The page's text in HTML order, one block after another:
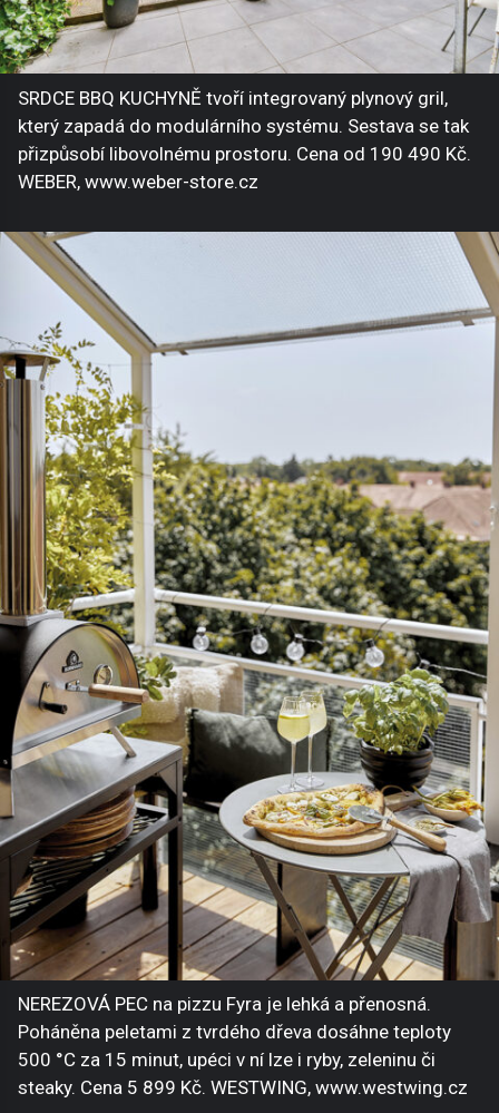
SRDCE BBQ KUCHYNĚ tvoří integrovaný plynový gril,
který zapadá do modulárního systému. Sestava se tak
přizpůsobí libovolnému prostoru. Cena od 190 490 Kč.
WEBER, www.weber-store.cz
NEREZOVÁ PEC na pizzu Fyra je lehká a přenosná.
Poháněna peletami z tvrdého dřeva dosáhne teploty
500 °C za 15 minut, upéci v ní lze i ryby, zeleninu či
steaky. Cena 5 899 Kč. WESTWING, www.westwing.cz